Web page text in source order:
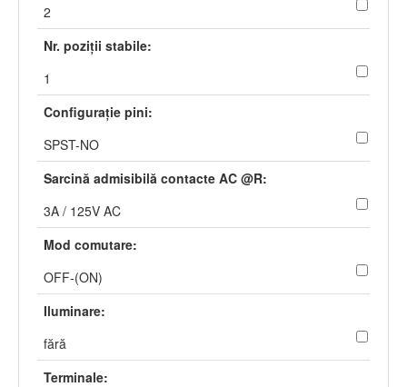
2
Nr. poziţii stabile:
1
Configuraţie pini:
SPST-NO
Sarcină admisibilă contacte AC @R:
3A / 125V AC
Mod comutare:
OFF-(ON)
Iluminare:
fără
Terminale: